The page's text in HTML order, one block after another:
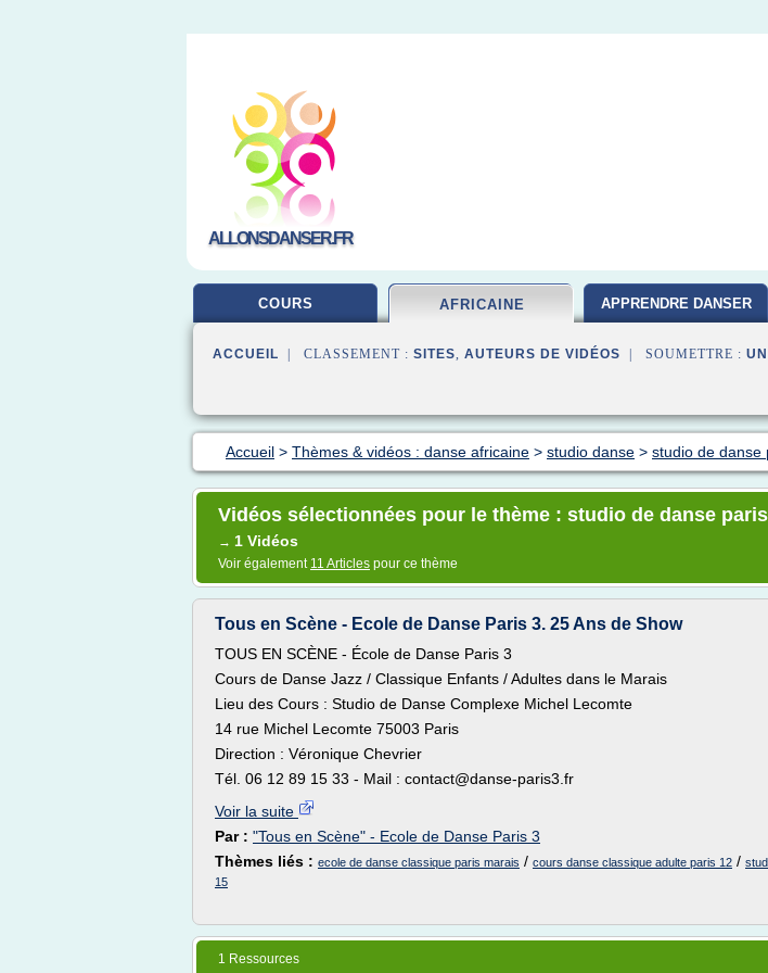
ALLONSDANSER.FR
COURS AFRICAINE APPRENDRE DANSER
ACCUEIL | CLASSEMENT : SITES, AUTEURS DE VIDÉOS | SOUMETTRE :
Accueil > Thèmes & vidéos : danse africaine > studio danse > studio de danse
Vidéos sélectionnées pour le thème : studio de danse
→ 1 Vidéos
Voir également 11 Articles pour ce thème
Tous en Scène - Ecole de Danse Paris 3. 25 Ans de Show
TOUS EN SCÈNE - École de Danse Paris 3
Cours de Danse Jazz / Classique Enfants / Adultes dans le Marais
Lieu des Cours : Studio de Danse Complexe Michel Lecomte
14 rue Michel Lecomte 75003 Paris
Direction : Véronique Chevrier
Tél. 06 12 89 15 33 - Mail : contact@danse-paris3.fr
Voir la suite
Par : "Tous en Scène" - Ecole de Danse Paris 3
Thèmes liés : ecole de danse classique paris marais / cours danse classique adulte paris 12 /
15
1 Ressources